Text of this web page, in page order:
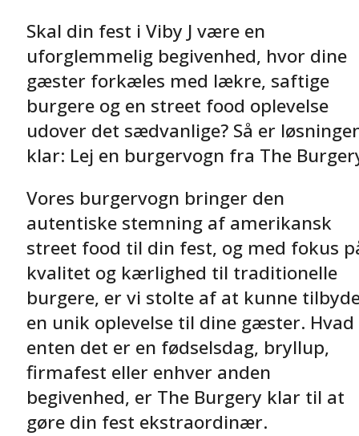
Skal din fest i Viby J være en
uforglemmelig begivenhed, hvor dine
gæster forkæles med lækre, saftige
burgere og en street food oplevelse
udover det sædvanlige? Så er
klar: Lej en burgervogn fra The
Vores burgervogn bringer den
autentiske stemning af amerikansk
street food til din fest, og med fokus
kvalitet og kærlighed til traditionelle
burgere, er vi stolte af at kunne
en unik oplevelse til dine gæster. Hvad
enten det er en fødselsdag, bryllup,
firmafest eller enhver anden
begivenhed, er The Burgery klar til at
gøre din fest ekstraordinær.